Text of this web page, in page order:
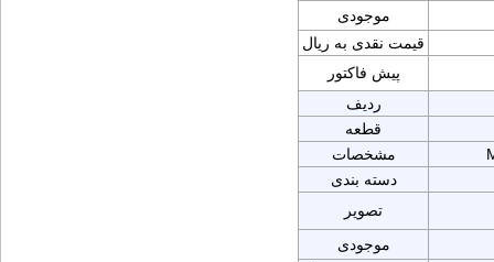
موجودی
قیمت نقدی به ریال
پیش فاکتور
ردیف
قطعه
مشخصات
دسته بندی
تصویر
موجودی